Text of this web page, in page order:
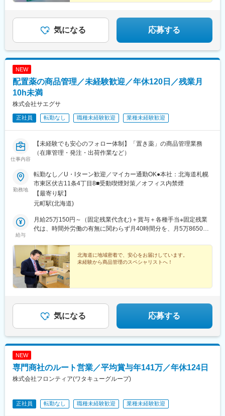
気になる 応募する
NEW
配置薬の商品管理／未経験歓迎／年休120日／残業月
10h未満
株式会社サエグサ
正社員 転勤なし 職種未経験歓迎 業種未経験歓迎
仕事内容
【未経験でも安心のフォロー体制】「置き薬」の商品管理業務
（在庫管理・発注・出荷作業など）
勤務地
転勤なし／U・Iターン歓迎／マイカー通勤OK●本社：北海道札幌
市東区伏古11条4丁目8■受動喫煙対策／オフィス内禁煙
【最寄り駅】
元町駅(北海道)
給与
月給25万150円～（固定残業代含む)＋賞与＋各種手当※固定残業
代は、時間外労働の有無に関わらず月40時間分を、月5万8650円
北海道に地域密着で、安心をお届けしています。
未経験から商品管理のスペシャリストへ！
気になる 応募する
NEW
専門商社のルート営業／平均賞与年141万／年休124日
株式会社フロンティア(ワタキューグループ)
正社員 転勤なし 職種未経験歓迎 業種未経験歓迎